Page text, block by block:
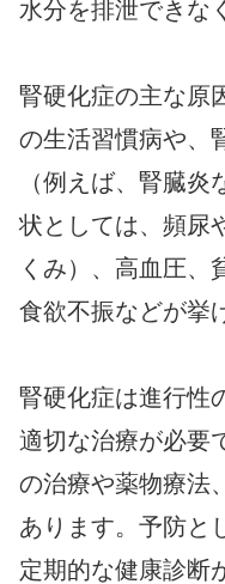
水分を排泄できな
腎硬化症の主な原
の生活習慣病や、
（例えば、腎臓
状としては、頻尿
くみ）、高血圧、
食欲不振などが挙
腎硬化症は進行性
適切な治療が必要
の治療や薬物療法
あります。予防と
定期的な健康診断